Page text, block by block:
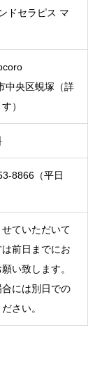
ドセラピス マ
央区蜆塚（詳
）
8866（平日
ていただいて
前日までにお
い致します。
には別日での
さい。